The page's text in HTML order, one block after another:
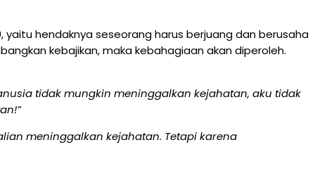
yaitu hendaknya seseorang harus berjuang dan berusaha
kebajikan, maka kebahagiaan akan diperoleh.
tidak mungkin meninggalkan kejahatan, aku tidak
meninggalkan kejahatan. Tetapi karena